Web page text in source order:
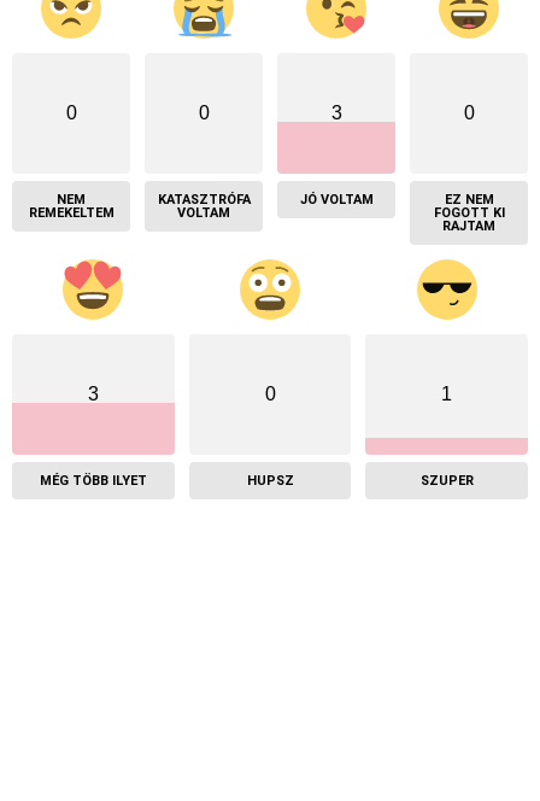
0
NEM
REMEKELTEM
0
KATASZTRÓFA
VOLTAM
3
JÓ VOLTAM
0
EZ NEM
FOGOTT KI
RAJTAM
3
MÉG TÖBB ILYET
0
HUPSZ
1
SZUPER